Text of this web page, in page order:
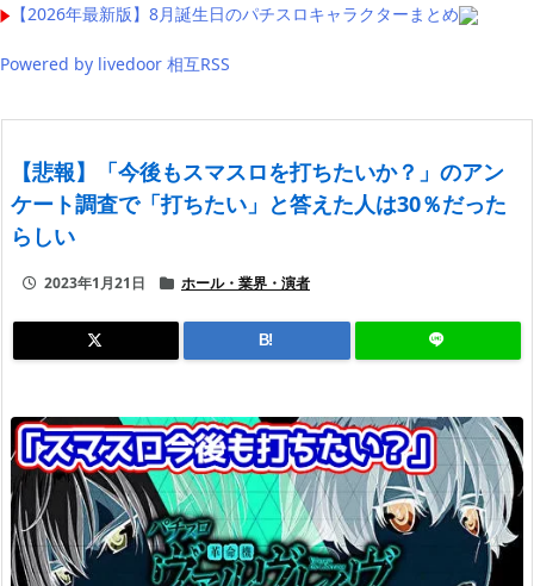
【2026年最新版】8月誕生日のパチスロキャラクターまとめ
Powered by livedoor 相互RSS
【悲報】「今後もスマスロを打ちたいか？」のアン
ケート調査で「打ちたい」と答えた人は30％だった
らしい
2023年1月21日 ホール・業界・演者
B!